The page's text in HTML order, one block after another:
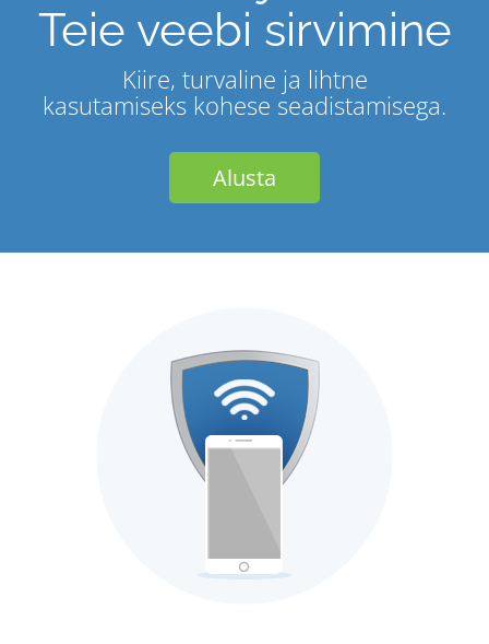
Teie veebi sirvimine
Kiire, turvaline ja lihtne
kasutamiseks kohese seadistamisega.
Alusta